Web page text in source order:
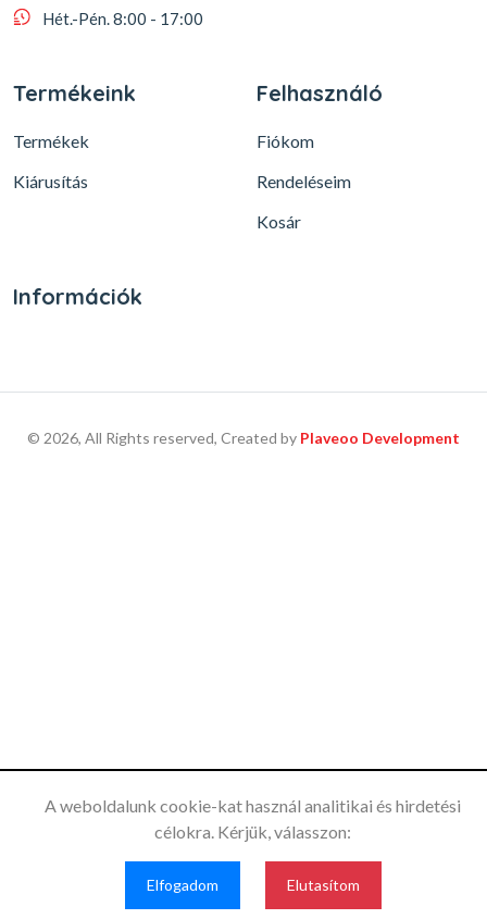
Ez a weboldal a felhasználói élmény
mérésére érdekében sütiket
Elfogadom
Hét.-Pén. 8:00 - 17:00
Termékeink
Termékek
Kiárusítás
Felhasználó
Fiókom
Rendeléseim
Kosár
Információk
© 2026, All Rights reserved, Created by Plaveoo Development
A weboldalunk cookie-kat használ analitikai és hirdetési
célokra. Kérjük, válasszon:
Elfogadom Elutasítom